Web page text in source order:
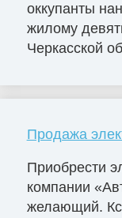
оккупанты
жилому
Черкасской
Продажа
Приобрести
компании
желающий.